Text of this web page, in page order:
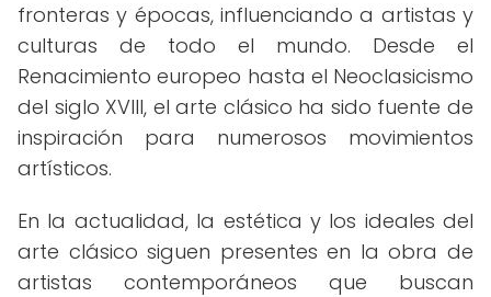
fronteras y épocas, influenciando a artistas y
culturas de todo el mundo. Desde el
Renacimiento europeo hasta el Neoclasicismo
del siglo XVIII, el arte clásico ha sido fuente de
inspiración para numerosos movimientos
artísticos.
En la actualidad, la estética y los ideales del
arte clásico siguen presentes en la obra de
artistas contemporáneos que buscan